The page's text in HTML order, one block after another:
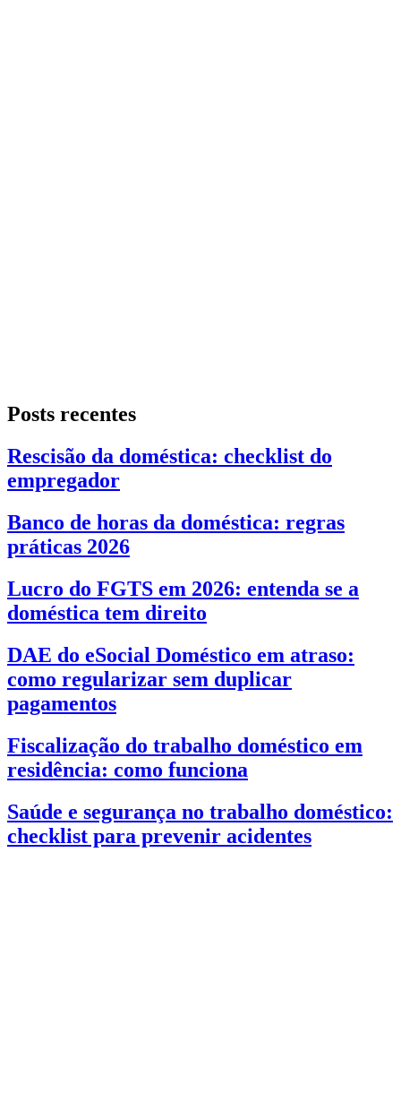
Posts recentes
Rescisão da doméstica: checklist do
empregador
Banco de horas da doméstica: regras
práticas 2026
Lucro do FGTS em 2026: entenda se a
doméstica tem direito
DAE do eSocial Doméstico em atraso:
como regularizar sem duplicar
pagamentos
Fiscalização do trabalho doméstico em
residência: como funciona
Saúde e segurança no trabalho doméstico:
checklist para prevenir acidentes